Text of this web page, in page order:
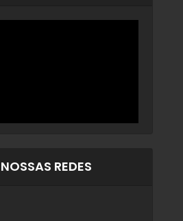
REDES